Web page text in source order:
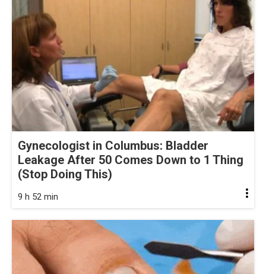
Gynecologist in Columbus: Bladder
Leakage After 50 Comes Down to 1 Thing
(Stop Doing This)
9 h 52 min